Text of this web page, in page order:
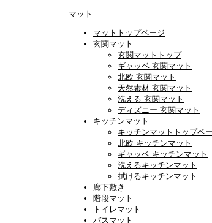
マット
マットトップページ
玄関マット
玄関マットトップ
ギャッベ 玄関マット
北欧 玄関マット
天然素材 玄関マット
洗える 玄関マット
ディズニー 玄関マット
キッチンマット
キッチンマットトップペ
北欧 キッチンマット
ギャッベ キッチンマット
洗えるキッチンマット
拭けるキッチンマット
廊下敷き
階段マット
トイレマット
バスマット